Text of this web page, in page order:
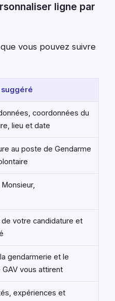
ligne par
vous pouvez suivre
coordonnées du
lieu et date
au poste de Gendarme
votre candidature et
gendarmerie et le
vous attirent
expériences et